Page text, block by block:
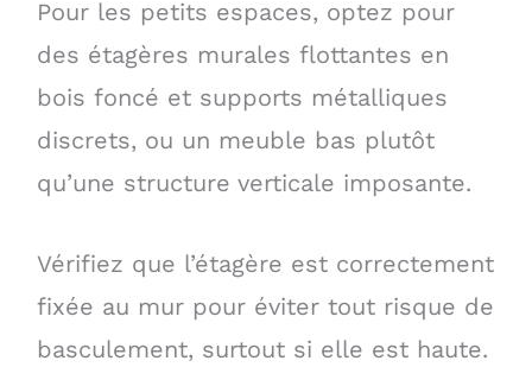
Pour les petits espaces, optez pour
des étagères murales flottantes en
bois foncé et supports métalliques
discrets, ou un meuble bas plutôt
qu’une structure verticale imposante.
Vérifiez que l’étagère est correctement
fixée au mur pour éviter tout risque de
basculement, surtout si elle est haute.